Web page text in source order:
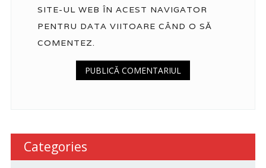
SITE-UL WEB ÎN ACEST NAVIGATOR
PENTRU DATA VIITOARE CÂND O SĂ
COMENTEZ.
Categories